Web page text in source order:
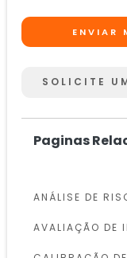
ENVIAR
SOLICITE
Paginas
ANÁLISE DE
AVALIAÇÃO DE